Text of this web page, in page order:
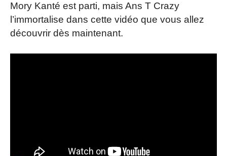
Mory Kanté est parti, mais Ans T Crazy
l’immortalise dans cette vidéo que vous allez
découvrir dès maintenant.